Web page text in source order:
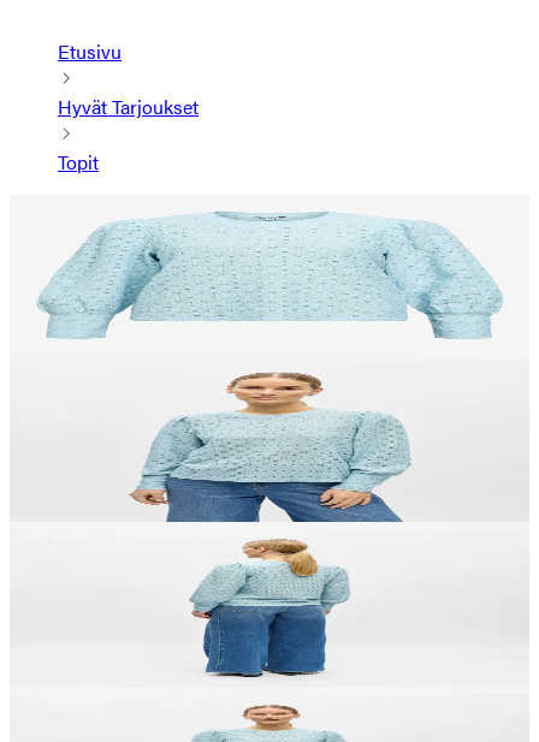
Etusivu
Hyvät Tarjoukset
Topit